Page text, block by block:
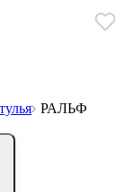
РАЛЬФ